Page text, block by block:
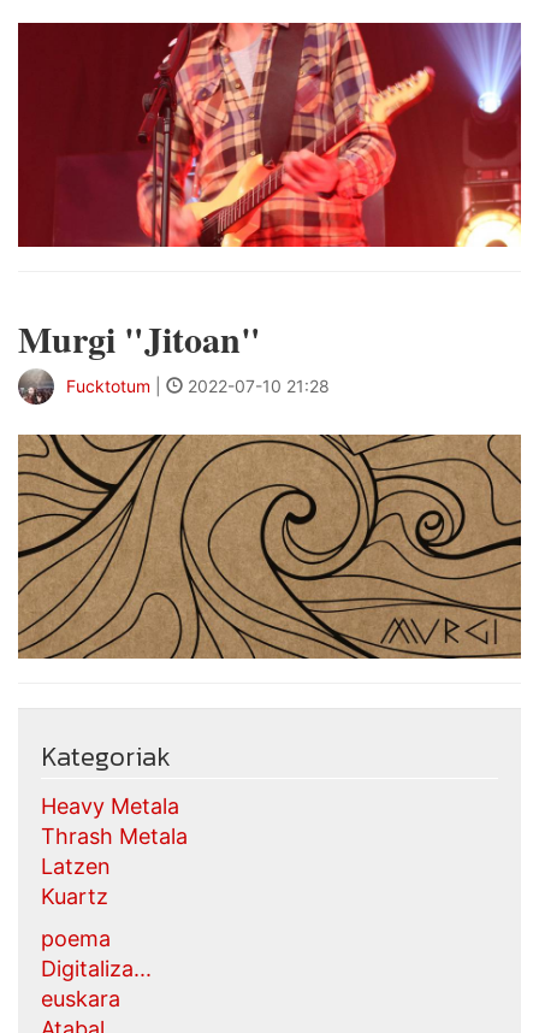
Murgi "Jitoan"
Fucktotum 2022-07-10 21:28
Kategoriak
Heavy Metala
Thrash Metala
Latzen
Kuartz
poema
Digitaliza...
euskara